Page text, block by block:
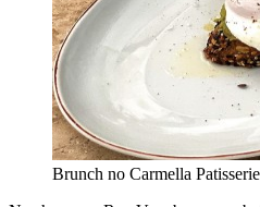
Brunch no Carmella